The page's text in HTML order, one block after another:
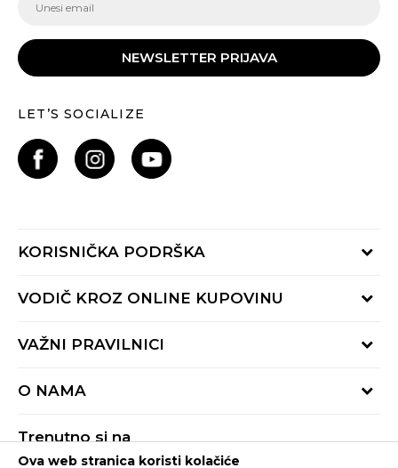
NEWSLETTER PRIJAVA
LET’S SOCIALIZE
KORISNIČKA PODRŠKA
Provjeri status porudžbine
Radno vrijeme 9-16h
VODIČ KROZ ONLINE KUPOVINU
Načini isporuke
Reklamacije
VAŽNI PRAVILNICI
Pravila Sport&Bonus programa
O NAMA
Trenutno si na
Ova web stranica koristi kolačiće